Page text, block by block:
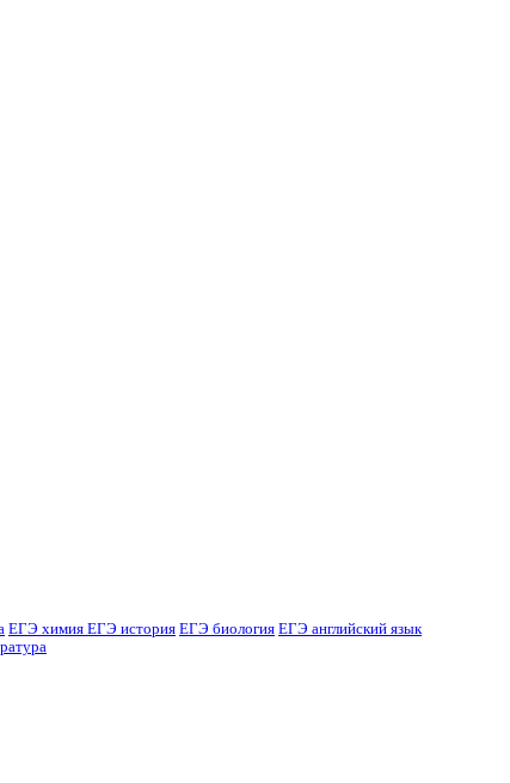
ЕГЭ химия ЕГЭ история ЕГЭ биология ЕГЭ английский язык